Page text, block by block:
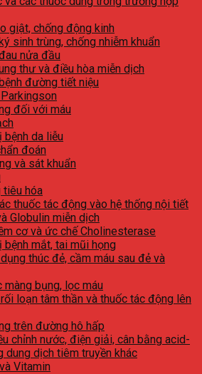
giật, chống động kinh
sinh trùng, chống nhiễm khuẩn
nửa đầu
thư và điều hòa miễn dịch
đường tiết niệu
đối với máu
bệnh da liễu
đoán
và sát khuẩn
tiêu hóa
thuốc tác động vào hệ thống nội tiết
Globulin miễn dịch
cơ và ức chế Cholinesterase
bệnh mắt, tai mũi họng
thúc đẻ, cầm máu sau đẻ và
màng bụng, lọc máu
loạn tâm thần và thuốc tác động lên
trên đường hô hấp
chỉnh nước, điện giải, cân bằng acid-
dung dịch tiêm truyền khác
Vitamin